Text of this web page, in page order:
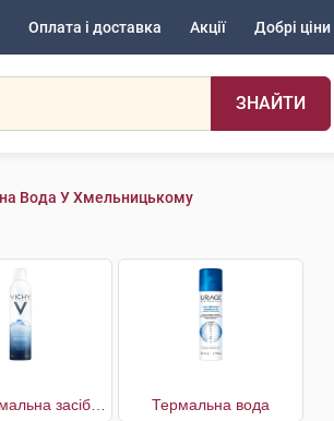
Оплата і доставка Акції Добрі ціни
ЗНАЙТИ
Вода У Хмельницькому
Термальна вода